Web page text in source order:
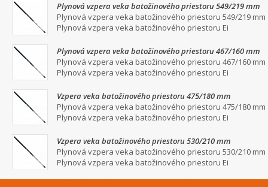
Plynová vzpera veka batožinového priestoru 549/219 mm
Plynová vzpera veka batožinového priestoru 549/219 mm
Plynová vzpera veka batožinového priestoru Ei
Plynová vzpera veka batožinového priestoru 467/160 mm
Plynová vzpera veka batožinového priestoru 467/160 mm
Plynová vzpera veka batožinového priestoru Ei
Vzpera veka batožinového priestoru 475/180 mm
Plynová vzpera veka batožinového priestoru 475/180 mm
Plynová vzpera veka batožinového priestoru Ei
Vzpera veka batožinového priestoru 530/210 mm
Plynová vzpera veka batožinového priestoru 530/210 mm
Plynová vzpera veka batožinového priestoru Ei